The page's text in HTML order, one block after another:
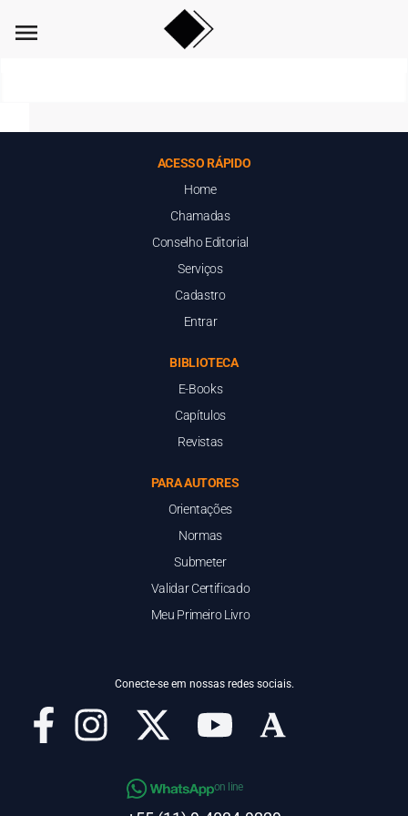
menu
ACESSO RÁPIDO
Home
Chamadas
Conselho Editorial
Serviços
Cadastro
Entrar
BIBLIOTECA
E-Books
Capítulos
Revistas
PARA AUTORES
Orientações
Normas
Submeter
Validar Certificado
Meu Primeiro Livro
Conecte-se em nossas redes sociais.
on line